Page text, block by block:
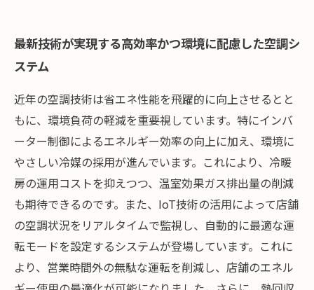
最新技術が実現する高効率かつ環境に配慮した空調シ
ステム
近年の空調技術は省エネ性能を飛躍的に向上させるとと
もに、環境負荷の軽減を重要視しています。特にインバ
ーター制御によるエネルギー効率の向上に加え、環境に
やさしい冷媒の採用が進んでいます。これにより、冷暖
房の運用コストを抑えつつ、温室効果ガス排出量の削減
も期待できるのです。また、IoT技術の活用によって店舗
の空調状況をリアルタイムで監視し、自動的に最適な運
転モードを設定するシステムが登場しています。これに
より、営業時間外の無駄な運転を削減し、店舗のエネル